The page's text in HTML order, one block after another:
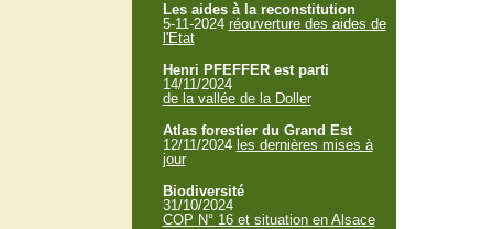
Les aides à la reconstitution
5-11-2024 réouverture des aides de
l'Etat
Henri PFEFFER est parti
14/11/2024
de la vallée de la Doller
Atlas forestier du Grand Est
12/11/2024 les dernières mises à
jour
Biodiversité
31/10/2024
COP N° 16 et situation en Alsace